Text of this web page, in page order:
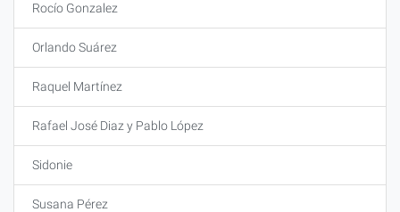
Rocío Gonzalez
Orlando Suárez
Raquel Martínez
Rafael José Diaz y Pablo López
Sidonie
Susana Pérez